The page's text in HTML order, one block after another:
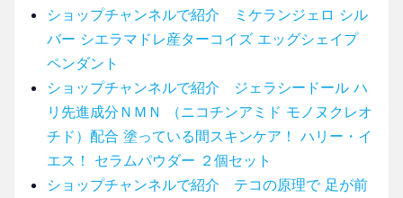
ショップチャンネルで紹介 ミケランジェロ シル
バー シエラマドレ産ターコイズ エッグシェイプ
ペンダント
ショップチャンネルで紹介 ジェラシードール ハ
リ先進成分ＮＭＮ （ニコチンアミド モノヌクレオ
チド）配合 塗っている間スキンケア！ ハリー・イ
エス！ セラムパウダー ２個セット
ショップチャンネルで紹介 テコの原理で 足が前